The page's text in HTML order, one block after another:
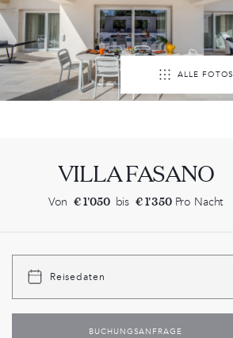
ALLE FOTOS
VILLA FASANO
Von € 1'050 bis € 1'350Pro Nacht
Reisedaten
BUCHUNGSANFRAGE